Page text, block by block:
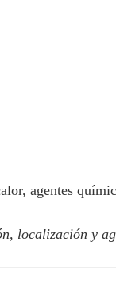
agentes
localización y